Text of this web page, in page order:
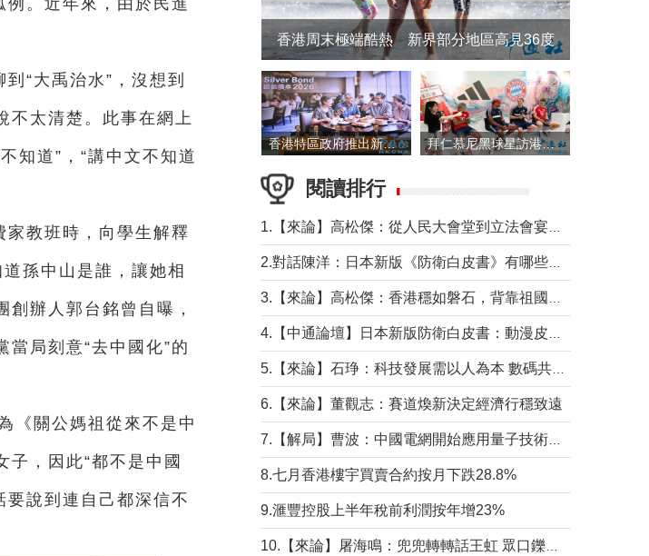
“大禹治水”，沒想到
不太清楚。此事在網上
知道”，“講中文不知道
教班時，向學生解釋
孫中山是誰，讓她相
辦人郭台銘曾自曝，
局刻意“去中國化”的
《關公媽祖從來不是中
，因此“都不是中國
要說到連自己都深信不
香港周末極端酷熱 新界部分地區高見36度
香港特區政府推出新一批銀色債券 每手1萬元保底息4.25厘 拜仁慕尼黑球星訪港 與球迷近距離互動
閱讀排行
6.【來論】董觀志：賽道煥新決定經濟行穩致遠
8.七月香港樓宇買賣合約按月下跌28.8%
9.滙豐控股上半年稅前利潤按年增23%